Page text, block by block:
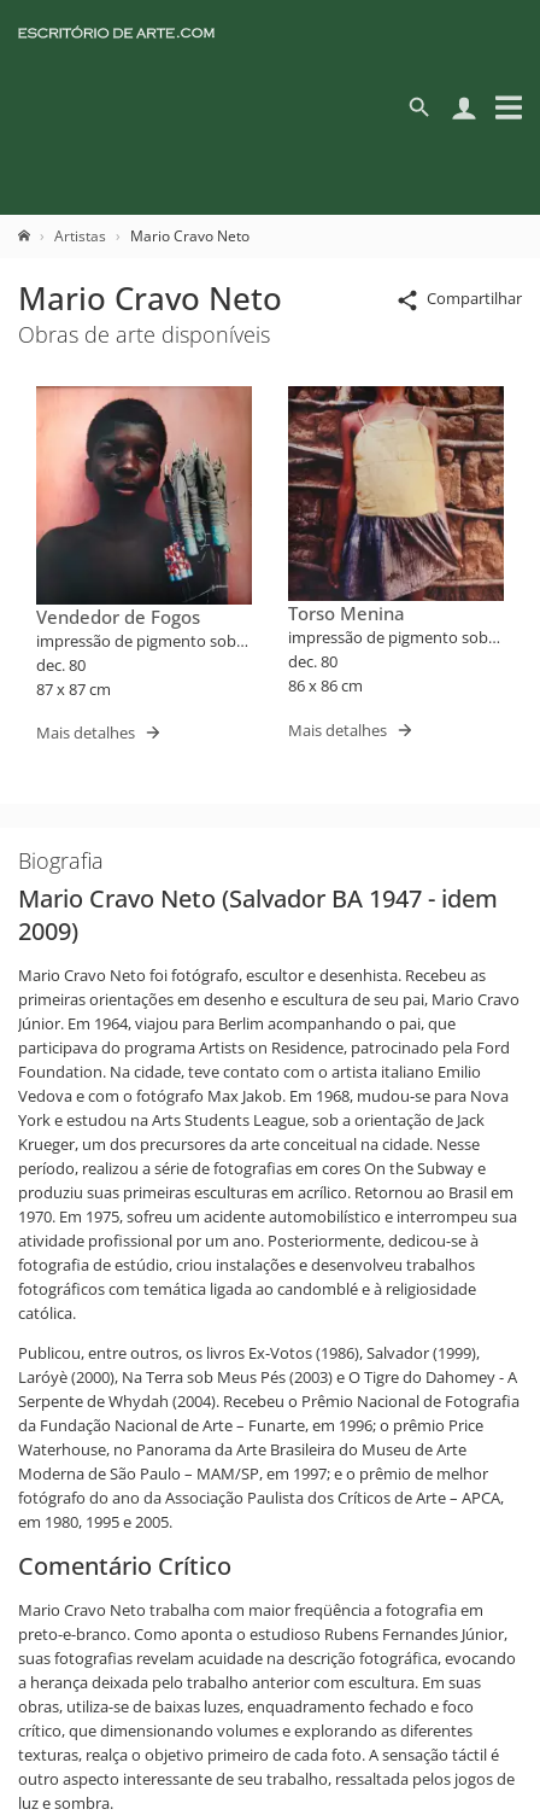
Artistas Mario Cravo Neto
Compartilhar
Mario Cravo Neto
Obras de arte disponíveis
Vendedor de Fogos
impressão de pigmento sobre
papel algodão
dec. 80
87 x 87 cm
Mais detalhes
Torso Menina
impressão de pigmento sobre
papel algodão
dec. 80
86 x 86 cm
Mais detalhes
Biografia
Mario Cravo Neto (Salvador BA 1947 - idem
2009)
Mario Cravo Neto foi fotógrafo, escultor e desenhista. Recebeu as
primeiras orientações em desenho e escultura de seu pai, Mario Cravo
Júnior. Em 1964, viajou para Berlim acompanhando o pai, que
participava do programa Artists on Residence, patrocinado pela Ford
Foundation. Na cidade, teve contato com o artista italiano Emilio
Vedova e com o fotógrafo Max Jakob. Em 1968, mudou-se para Nova
York e estudou na Arts Students League, sob a orientação de Jack
Krueger, um dos precursores da arte conceitual na cidade. Nesse
período, realizou a série de fotografias em cores On the Subway e
produziu suas primeiras esculturas em acrílico. Retornou ao Brasil em
1970. Em 1975, sofreu um acidente automobilístico e interrompeu sua
atividade profissional por um ano. Posteriormente, dedicou-se à
fotografia de estúdio, criou instalações e desenvolveu trabalhos
fotográficos com temática ligada ao candomblé e à religiosidade
católica.
Publicou, entre outros, os livros Ex-Votos (1986), Salvador (1999),
Laróyè (2000), Na Terra sob Meus Pés (2003) e O Tigre do Dahomey - A
Serpente de Whydah (2004). Recebeu o Prêmio Nacional de Fotografia
da Fundação Nacional de Arte – Funarte, em 1996; o prêmio Price
Waterhouse, no Panorama da Arte Brasileira do Museu de Arte
Moderna de São Paulo – MAM/SP, em 1997; e o prêmio de melhor
fotógrafo do ano da Associação Paulista dos Críticos de Arte – APCA,
em 1980, 1995 e 2005.
Comentário Crítico
Mario Cravo Neto trabalha com maior freqüência a fotografia em
preto-e-branco. Como aponta o estudioso Rubens Fernandes Júnior,
suas fotografias revelam acuidade na descrição fotográfica, evocando
a herança deixada pelo trabalho anterior com escultura. Em suas
obras, utiliza-se de baixas luzes, enquadramento fechado e foco
crítico, que dimensionando volumes e explorando as diferentes
texturas, realça o objetivo primeiro de cada foto. A sensação táctil é
outro aspecto interessante de seu trabalho, ressaltada pelos jogos de
luz e sombra.